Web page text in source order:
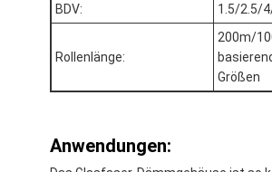
Hitzebeständiges Isolierungs-Band
Glasgewebe-Klebstreifen
Aluminiumfolie-Klebstreifen
BDV: 1.5/2.5/
Rollenlänge:
200m/
Größen
Anwendungen: